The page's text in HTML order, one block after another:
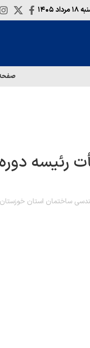
رئیسه
ساختمان استان خوزستان